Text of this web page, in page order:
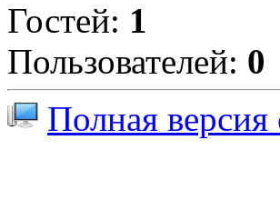
Гостей: 1
Пользователей: 0
Полная версия